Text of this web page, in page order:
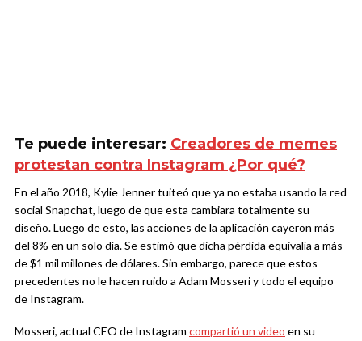
Te puede interesar: Creadores de memes
protestan contra Instagram ¿Por qué?
En el año 2018, Kylie Jenner tuiteó que ya no estaba usando la red
social Snapchat, luego de que esta cambiara totalmente su
diseño. Luego de esto, las acciones de la aplicación cayeron más
del 8% en un solo día. Se estimó que dicha pérdida equivalía a más
de $1 mil millones de dólares. Sin embargo, parece que estos
precedentes no le hacen ruido a Adam Mosseri y todo el equipo
de Instagram.
Mosseri, actual CEO de Instagram compartió un video en su